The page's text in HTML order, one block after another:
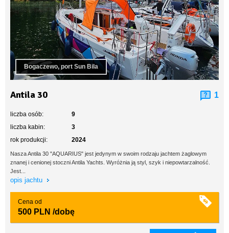
Bogaczewo, port Sun Bila
Antila 30 1
liczba osób:
9
liczba kabin:
3
rok produkcji:
2024
Nasza Antila 30 "AQUARIUS" jest jedynym w swoim rodzaju jachtem żaglowym
znanej i cenionej stoczni Antila Yachts. Wyróżnia ją styl, szyk i niepowtarzalność.
Jest...
opis jachtu
Cena od
500 PLN /dobę